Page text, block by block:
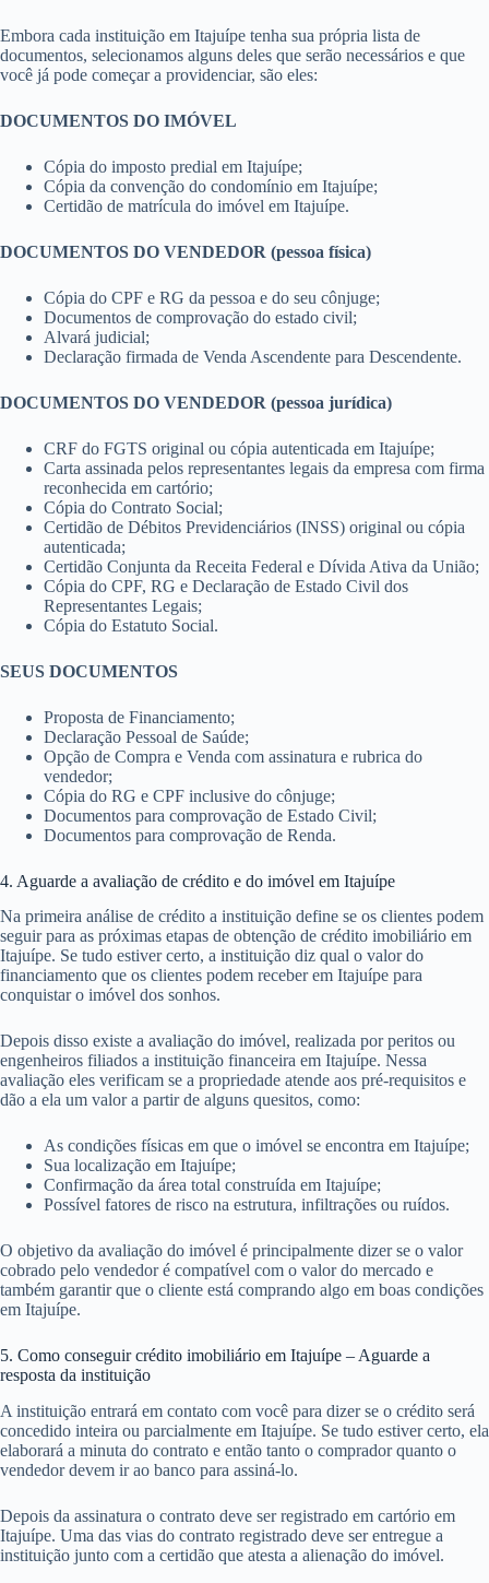
Embora cada instituição em Itajuípe tenha sua própria lista de
documentos, selecionamos alguns deles que serão necessários e que
você já pode começar a providenciar, são eles:
DOCUMENTOS DO IMÓVEL
Cópia do imposto predial em Itajuípe;
Cópia da convenção do condomínio em Itajuípe;
Certidão de matrícula do imóvel em Itajuípe.
DOCUMENTOS DO VENDEDOR (pessoa física)
Cópia do CPF e RG da pessoa e do seu cônjuge;
Documentos de comprovação do estado civil;
Alvará judicial;
Declaração firmada de Venda Ascendente para Descendente.
DOCUMENTOS DO VENDEDOR (pessoa jurídica)
CRF do FGTS original ou cópia autenticada em Itajuípe;
Carta assinada pelos representantes legais da empresa com firma
reconhecida em cartório;
Cópia do Contrato Social;
Certidão de Débitos Previdenciários (INSS) original ou cópia
autenticada;
Certidão Conjunta da Receita Federal e Dívida Ativa da União;
Cópia do CPF, RG e Declaração de Estado Civil dos
Representantes Legais;
Cópia do Estatuto Social.
SEUS DOCUMENTOS
Proposta de Financiamento;
Declaração Pessoal de Saúde;
Opção de Compra e Venda com assinatura e rubrica do
vendedor;
Cópia do RG e CPF inclusive do cônjuge;
Documentos para comprovação de Estado Civil;
Documentos para comprovação de Renda.
4. Aguarde a avaliação de crédito e do imóvel em Itajuípe
Na primeira análise de crédito a instituição define se os clientes podem
seguir para as próximas etapas de obtenção de crédito imobiliário em
Itajuípe. Se tudo estiver certo, a instituição diz qual o valor do
financiamento que os clientes podem receber em Itajuípe para
conquistar o imóvel dos sonhos.
Depois disso existe a avaliação do imóvel, realizada por peritos ou
engenheiros filiados a instituição financeira em Itajuípe. Nessa
avaliação eles verificam se a propriedade atende aos pré-requisitos e
dão a ela um valor a partir de alguns quesitos, como:
As condições físicas em que o imóvel se encontra em Itajuípe;
Sua localização em Itajuípe;
Confirmação da área total construída em Itajuípe;
Possível fatores de risco na estrutura, infiltrações ou ruídos.
O objetivo da avaliação do imóvel é principalmente dizer se o valor
cobrado pelo vendedor é compatível com o valor do mercado e
também garantir que o cliente está comprando algo em boas condições
em Itajuípe.
5. Como conseguir crédito imobiliário em Itajuípe – Aguarde a
resposta da instituição
A instituição entrará em contato com você para dizer se o crédito será
concedido inteira ou parcialmente em Itajuípe. Se tudo estiver certo, ela
elaborará a minuta do contrato e então tanto o comprador quanto o
vendedor devem ir ao banco para assiná-lo.
Depois da assinatura o contrato deve ser registrado em cartório em
Itajuípe. Uma das vias do contrato registrado deve ser entregue a
instituição junto com a certidão que atesta a alienação do imóvel.